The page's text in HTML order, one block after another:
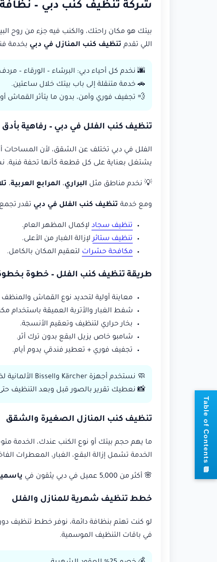
شركة تنظيف كنب دبي – نظافة
بيتك هو مكان راحتك، والكنب فيه جزء من روح
اللي تقدم تنظيف كنب المنازل في دبي بخدمة
🌆 نخدم كل أحياء دبي: البرشاء – الورقاء – مردف
🚗 خدمة متنقلة إلى باب بيتك خلال ساعتين.
💨 تجفيف فوري وآمن، بدون ما يتأثر القماش أو
تنظيف كنب الفلل في دبي – رفاهية
الفلل في دبي تختلف عن الشقق، لأن
يشتغل بعناية على كل قطعة كأنها تحفة
💡 نخدم مناطق مثل البراري، المرابع العربية،
ومع خدمة تنظيف كنب الفلل في دبي تقدر
تنظيف سجاد لإكمال المظهر العام.
تنظيف ستائرلإزالة الغبار من الأعلى.
مكافحة حشرات لتعقيم المكان بالكامل.
طريقة تنظيف كنب الفلل – خطوة
معاينة أولية لتحديد نوع القماش
شفط الغبار والأتربة العميقة باستخدام
بخار حراري لتنظيف وتعقيم الأنسجة.
شامبو خاص يزيل البقع بدون ترك أثر.
تجفيف فوري + تعطير فندقي يدوم أيام.
🧼 نستخدم أجهزة Kärcher وBissell الألمانية لضمان أعلى مستوى من النظافة.
📸 نعطيك تقرير بالصور قبل وبعد التنظيف
تنظيف كنب المنازل الصغيرة والشقق
ما يهم حجم بيتك أو نوع الكنب عندك، الخدمة
الخدمة تشمل إزالة البقع، الغبار، المعطرات
🌸 أكثر من 5,000 عميل في دبي يثقون في
خطط تنظيف شهرية للمنازل والفلل
لو كنت تهتم بنظافة دائمة، نوفر خطط تنظيف دورية للكنب والسجاد كل
في باقات التنظيف الموسمية.
📘
T
a
b
l
e
o
f
C
o
n
t
e
n
t
s